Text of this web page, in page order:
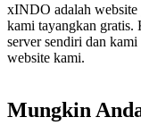
xINDO adalah
kami tayangkan
server sendiri dan
website kami.
Mungkin